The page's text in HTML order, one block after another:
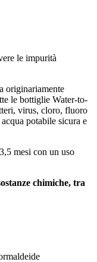
le impurità
originariamente
le bottiglie Water-to-
virus, cloro, fluoro
potabile sicura e
mesi con un uso
chimiche, tra